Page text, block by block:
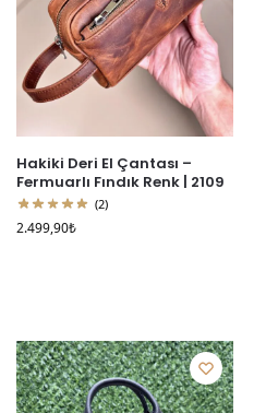
Hakiki Deri El Çantası –
Fermuarlı Fındık Renk | 2109
(2)
2.499,90₺